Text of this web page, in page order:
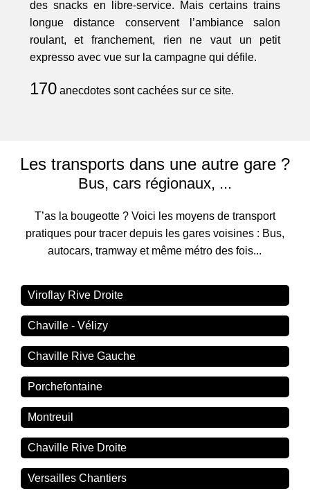
des snacks en libre-service. Mais certains trains
longue distance conservent l’ambiance salon
roulant, et franchement, rien ne vaut un petit
expresso avec vue sur la campagne qui défile.
170anecdotes sont cachées sur ce site.
Les transports dans une autre gare ?
Bus, cars régionaux, ...
T’as la bougeotte ? Voici les moyens de transport
pratiques pour tracer depuis les gares voisines : Bus,
autocars, tramway et même métro des fois...
Viroflay Rive Droite
Chaville - Vélizy
Chaville Rive Gauche
Porchefontaine
Montreuil
Chaville Rive Droite
Versailles Chantiers